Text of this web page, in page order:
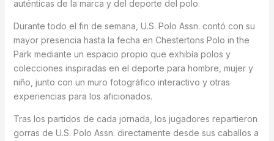
auténticas de la marca y del deporte del polo.
Durante todo el fin de semana, U.S. Polo Assn. contó con su
mayor presencia hasta la fecha en Chestertons Polo in the
Park mediante un espacio propio que exhibía polos y
colecciones inspiradas en el deporte para hombre, mujer y
niño, junto con un muro fotográfico interactivo y otras
experiencias para los aficionados.
Tras los partidos de cada jornada, los jugadores repartieron
gorras de U.S. Polo Assn. directamente desde sus caballos a